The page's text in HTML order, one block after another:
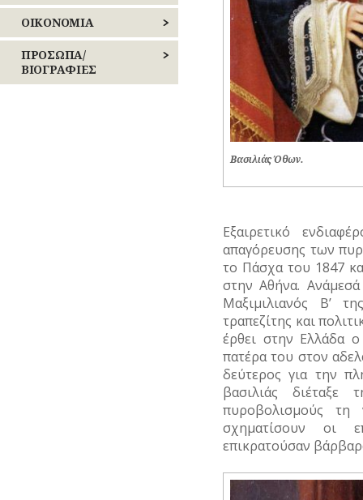
ΥΔΡΕΥΣΗ
ΥΠΟΝΟΜΟΙ
ΦΥΛΑΚΕΣ
ΕΚΛΟΓΕΣ
ΕΠΑΝΑΣΤΑΣΕΙΣ
ΚΙΝΗΜΑΤΑ
ΟΙΚΟΝΟΜΙΑ
ΒΙΟΜΗΧΑΝΙΑ
–
ΕΜΠΟΡΙΟ
ΠΡΟΣΩΠΑ/
ΒΙΟΓΡΑΦΙΕΣ
Βασιλιάς Όθων.
Εξαιρετικό
απαγόρευσης των
το Πάσχα του 1847
στην Αθήνα.
Μαξιμιλιανός Β’
τραπεζίτης και
έρθει στην Ελλάδα
πατέρα του στον
δεύτερος για την
βασιλιάς διέταξε
πυροβολισμούς
σχηματίσουν οι
επικρατούσαν